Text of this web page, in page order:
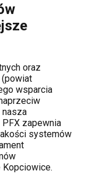
oraz
(powiat
wsparcia
zapewnia
systemów
Kopciowice.